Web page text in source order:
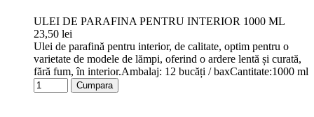
ULEI DE PARAFINA PENTRU INTERIOR 1000 ML
23,50 lei
Ulei de parafină pentru interior, de calitate, optim pentru o
varietate de modele de lămpi, oferind o ardere lentă și curată,
fără fum, în interior.Ambalaj: 12 bucăți / baxCantitate:1000 ml
Cumpara